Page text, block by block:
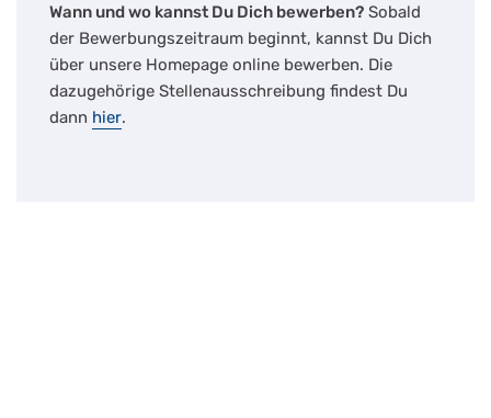
Wann und wo kannst Du Dich bewerben? Sobald
der Bewerbungszeitraum beginnt, kannst Du Dich
über unsere Homepage online bewerben. Die
dazugehörige Stellenausschreibung findest Du
dann hier.